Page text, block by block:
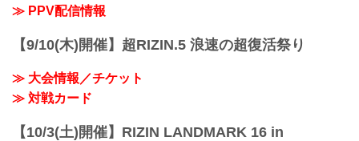
※会場駐車場はございません。ご来場の
お客様は公共交通機関をご利用くださ
≫ PPV配信情報
【9/10(木)開催】超RIZIN.5 浪速の超復活祭り
≫ 大会情報／チケット
≫ 対戦カード
【10/3(土)開催】RIZIN LANDMARK 16 in